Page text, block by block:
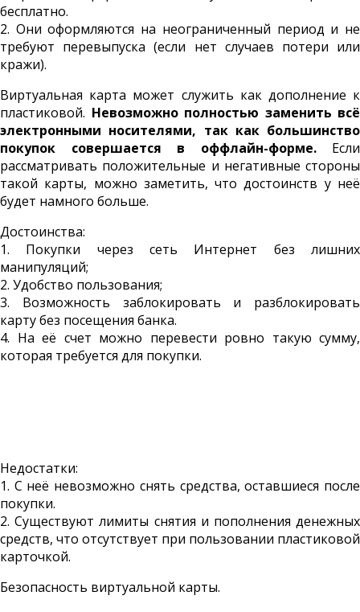
бесплатно.
2. Они оформляются на неограниченный период и не
требуют перевыпуска (если нет случаев потери или
кражи).
Виртуальная карта может служить как дополнение к
пластиковой. Невозможно полностью заменить всё
электронными носителями, так как большинство
покупок совершается в оффлайн-форме.Если
рассматривать положительные и негативные стороны
такой карты, можно заметить, что достоинств у неё
будет намного больше.
Достоинства:
1. Покупки через сеть Интернет без лишних
манипуляций;
2. Удобство пользования;
3. Возможность заблокировать и разблокировать
карту без посещения банка.
4. На её счет можно перевести ровно такую сумму,
которая требуется для покупки.
Недостатки:
1. С неё невозможно снять средства, оставшиеся после
покупки.
2. Существуют лимиты снятия и пополнения денежных
средств, что отсутствует при пользовании пластиковой
карточкой.
Безопасность виртуальной карты.